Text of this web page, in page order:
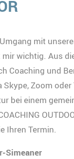
mit
wichtig. Aus
Coaching und
Skype, Zoom
bei einem
Ihren Termin.
Simeaner